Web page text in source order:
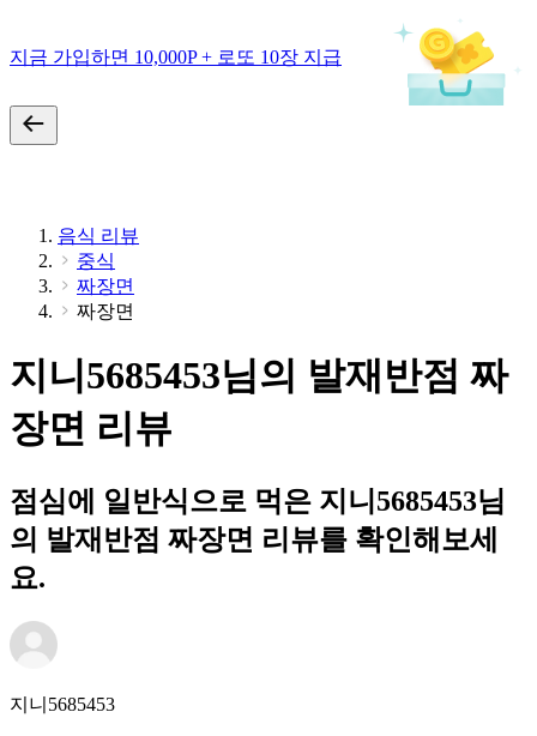
지금 가입하면 10,000P + 로또 10장 지급
음식 리뷰
중식
짜장면
짜장면
지니5685453님의 발재반점 짜
장면 리뷰
점심에 일반식으로 먹은 지니5685453님
의 발재반점 짜장면 리뷰를 확인해보세
요.
지니5685453